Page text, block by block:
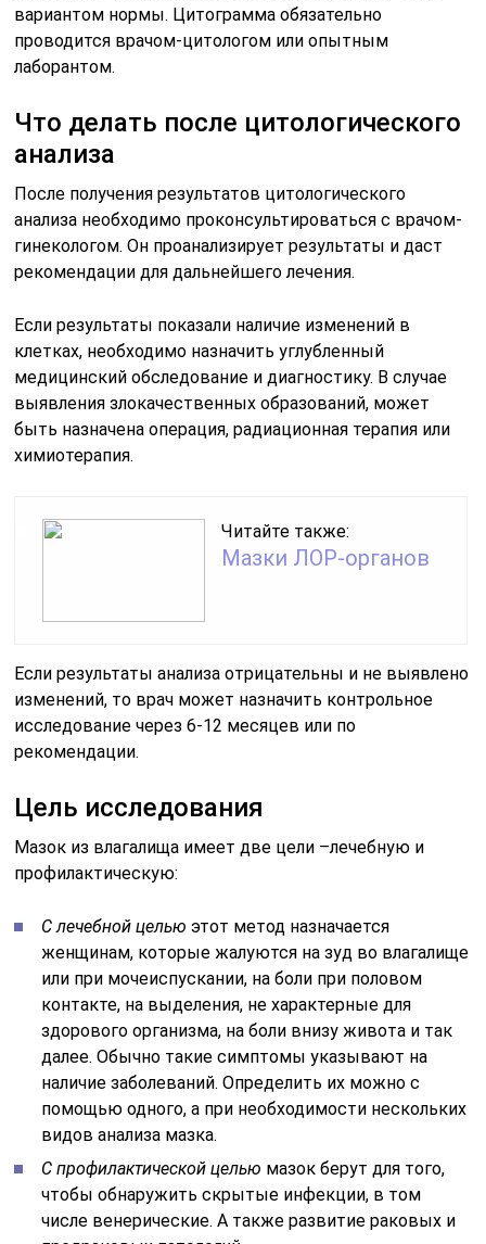
вариантом нормы. Цитограмма обязательно
проводится врачом-цитологом или опытным
лаборантом.
Что делать после цитологического
анализа
После получения результатов цитологического
анализа необходимо проконсультироваться с врачом-
гинекологом. Он проанализирует результаты и даст
рекомендации для дальнейшего лечения.
Если результаты показали наличие изменений в
клетках, необходимо назначить углубленный
медицинский обследование и диагностику. В случае
выявления злокачественных образований, может
быть назначена операция, радиационная терапия или
химиотерапия.
Читайте также:
Мазки ЛОР-органов
Если результаты анализа отрицательны и не выявлено
изменений, то врач может назначить контрольное
исследование через 6-12 месяцев или по
рекомендации.
Цель исследования
Мазок из влагалища имеет две цели –лечебную и
профилактическую:
С лечебной целью этот метод назначается
женщинам, которые жалуются на зуд во влагалище
или при мочеиспускании, на боли при половом
контакте, на выделения, не характерные для
здорового организма, на боли внизу живота и так
далее. Обычно такие симптомы указывают на
наличие заболеваний. Определить их можно с
помощью одного, а при необходимости нескольких
видов анализа мазка.
С профилактической целью мазок берут для того,
чтобы обнаружить скрытые инфекции, в том
числе венерические. А также развитие раковых и